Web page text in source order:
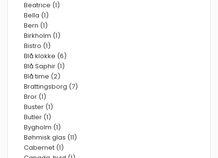
Beatrice (1)
Bella (1)
Bern (1)
Birkholm (1)
Bistro (1)
Blå klokke (6)
Blå Saphir (1)
Blå time (2)
Brattingsborg (7)
Bror (1)
Buster (1)
Butler (1)
Bygholm (1)
Bøhmisk glas (11)
Cabernet (1)